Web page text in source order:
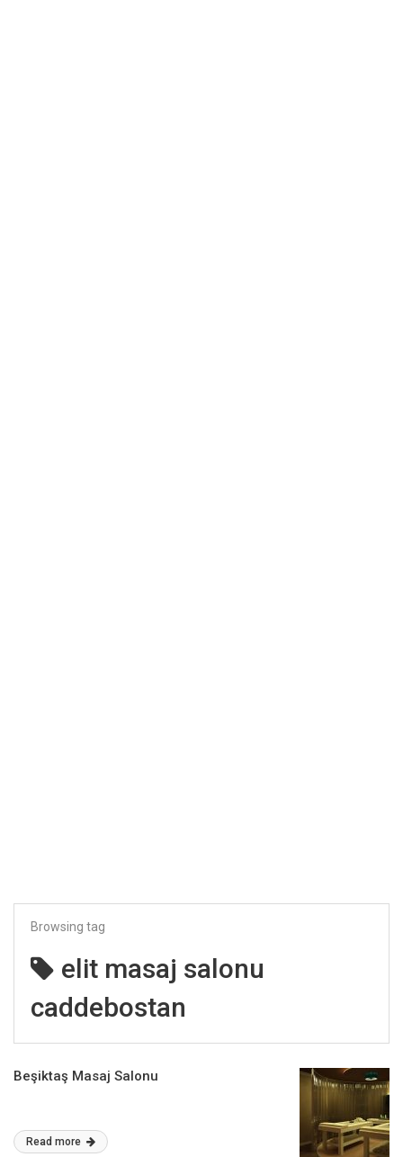
Browsing tag
elit masaj salonu
caddebostan
Beşiktaş Masaj Salonu
Read more